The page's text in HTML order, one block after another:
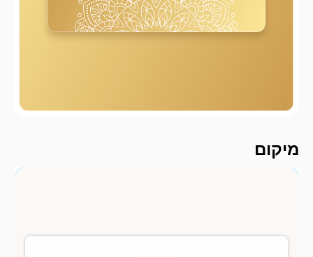
מיקום